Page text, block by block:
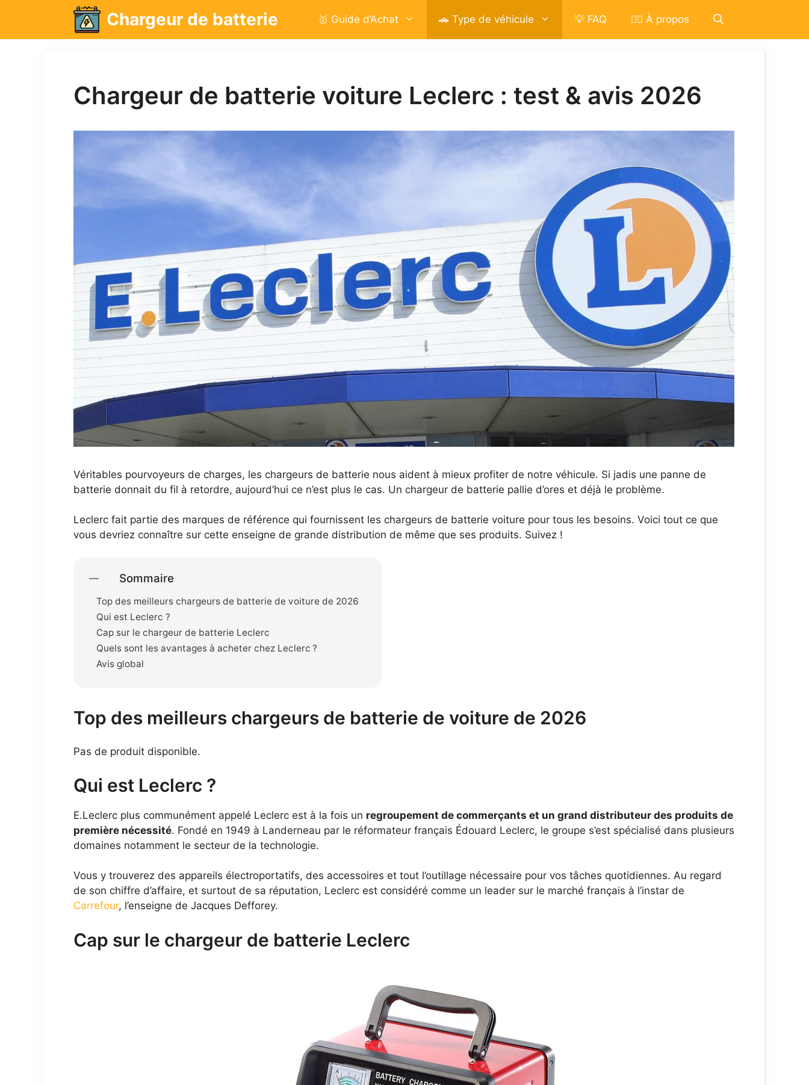
contenu
Chargeur de batterie 🥇 Guide d’Achat 🚗 Type de véhicule 💡 FAQ 🙋‍♂️ À propos
Chargeur de batterie voiture Leclerc : test & avis 2026
Véritables pourvoyeurs de charges, les chargeurs de batterie nous aident à mieux profiter de notre véhicule. Si jadis une panne de
batterie donnait du fil à retordre, aujourd’hui ce n’est plus le cas. Un chargeur de batterie pallie d’ores et déjà le problème.
Leclerc fait partie des marques de référence qui fournissent les chargeurs de batterie voiture pour tous les besoins. Voici tout ce que
vous devriez connaître sur cette enseigne de grande distribution de même que ses produits. Suivez !
Sommaire
Top des meilleurs chargeurs de batterie de voiture de 2026
Qui est Leclerc ?
Cap sur le chargeur de batterie Leclerc
Quels sont les avantages à acheter chez Leclerc ?
Avis global
Top des meilleurs chargeurs de batterie de voiture de 2026
Pas de produit disponible.
Qui est Leclerc ?
E.Leclerc plus communément appelé Leclerc est à la fois un regroupement de commerçants et un grand distributeur des produits de
première nécessité. Fondé en 1949 à Landerneau par le réformateur français Édouard Leclerc, le groupe s’est spécialisé dans plusieurs
domaines notamment le secteur de la technologie.
Vous y trouverez des appareils électroportatifs, des accessoires et tout l’outillage nécessaire pour vos tâches quotidiennes. Au regard
de son chiffre d’affaire, et surtout de sa réputation, Leclerc est considéré comme un leader sur le marché français à l’instar de
Carrefour, l’enseigne de Jacques Defforey.
Cap sur le chargeur de batterie Leclerc